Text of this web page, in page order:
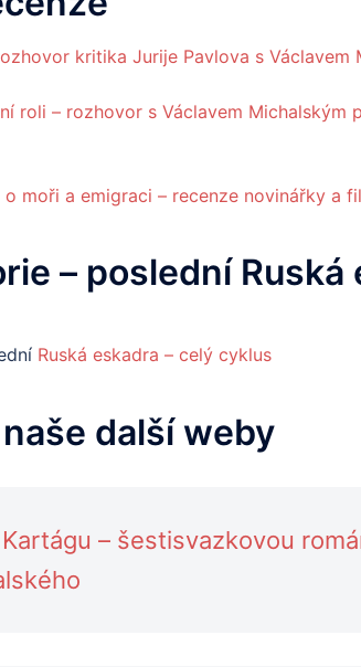
kritika Jurije Pavlova s Václavem
roli – rozhovor s Václavem
moři a emigraci – recenze novinářky a
– poslední Ruská
Ruská eskadra – celý cyklus
další weby
– šestisvazkovou